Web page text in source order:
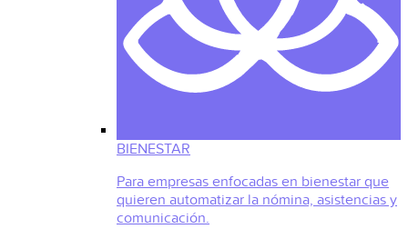
BIENESTAR
Para empresas enfocadas en bienestar que
quieren automatizar la nómina, asistencias y
comunicación.